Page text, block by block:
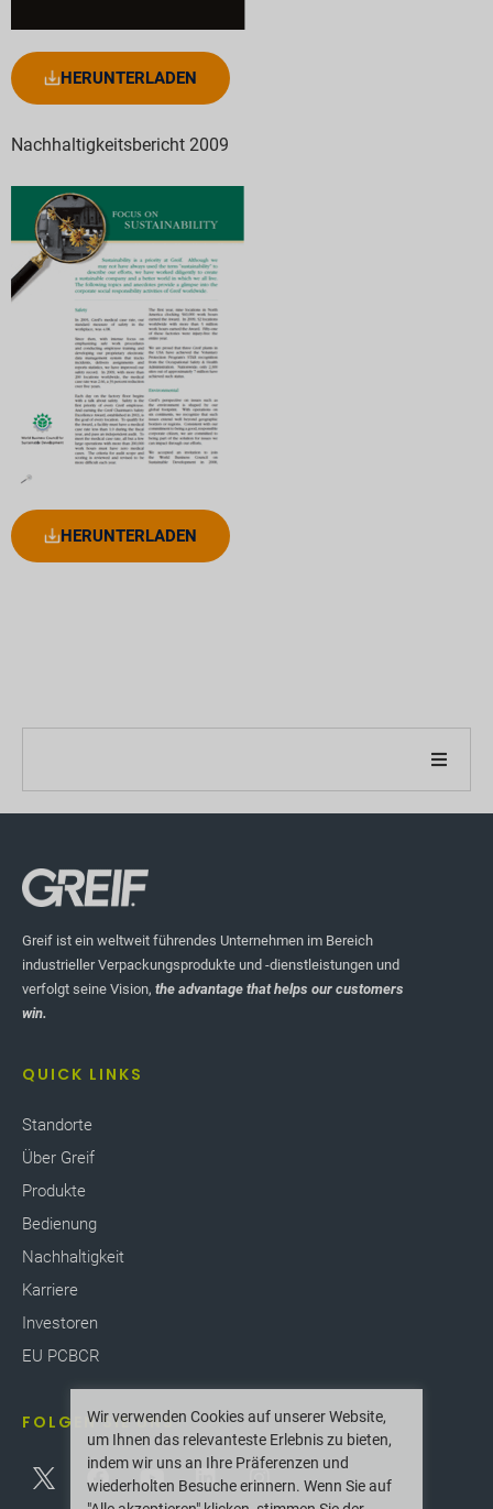
HERUNTERLADEN
Nachhaltigkeitsbericht 2009
HERUNTERLADEN
unseren Bericht
und Leistung
Greif ist ein weltweit führendes Unternehmen im Bereich
industrieller Verpackungsprodukte und -dienstleistungen und
verfolgt seine Vision, the advantage that helps our customers
win.
QUICK LINKS
Standorte
Über Greif
Produkte
Bedienung
Nachhaltigkeit
Karriere
Investoren
EU PCBCR
FOLGEN SIE UNS
Wir verwenden Cookies auf unserer Website,
um Ihnen das relevanteste Erlebnis zu bieten,
indem wir uns an Ihre Präferenzen und
wiederholten Besuche erinnern. Wenn Sie auf